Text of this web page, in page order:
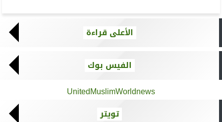
الأعلى قراءة
الفيس بوك
UnitedMuslimWorldnews
تويتر